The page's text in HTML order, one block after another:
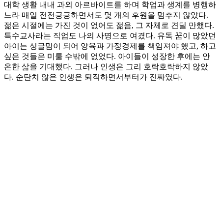
대학 생활 내내 과외 아르바이트를 하며 학업과 생계를 병행하
느라 매일 전전긍긍하면서도 몇 개의 후원을 멈추지 않았다.
젊은 시절에는 가진 것이 없어도 젊음, 그 자체로 견딜 만했다.
특수교사라는 직업도 나의 사명으로 여겼다. 유독 꿈이 많았던
아이는 싱글맘이 되어 양육과 가정경제를 책임져야 했고, 하고
싶은 것들은 미룰 수밖에 없었다. 아이들이 성장한 후에는 안
온한 삶을 기대했다. 그러나 인생은 그리 호락호락하지 않았
다. 순탄치 않은 인생은 퇴직하면서부터가 진짜였다.